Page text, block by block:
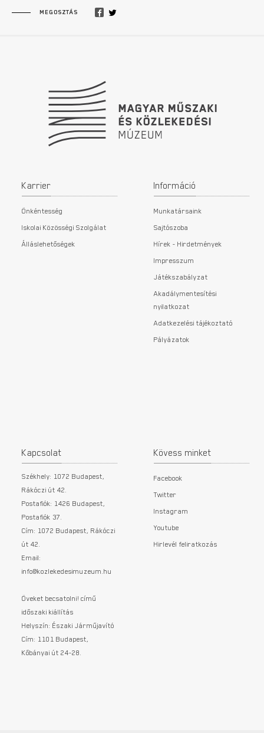
MEGOSZTÁS
Karrier
Önkéntesség
Iskolai Közösségi Szolgálat
Álláslehetőségek
Információ
Munkatársaink
Sajtószoba
Hírek - Hirdetmények
Impresszum
Játékszabályzat
Akadálymentesítési
nyilatkozat
Adatkezelési tájékoztató
Pályázatok
Kapcsolat
Székhely: 1072 Budapest,
Rákóczi út 42.
Postafiók: 1426 Budapest,
Postafiók 37.
Cím: 1072 Budapest, Rákóczi
út 42.
Email:
info@kozlekedesimuzeum.hu
Öveket becsatolni! című
időszaki kiállítás
Helyszín: Északi Járműjavító
Cím: 1101 Budapest,
Kőbányai út 24-28.
Kövess minket
Facebook
Twitter
Instagram
Youtube
Hirlevél feliratkozás